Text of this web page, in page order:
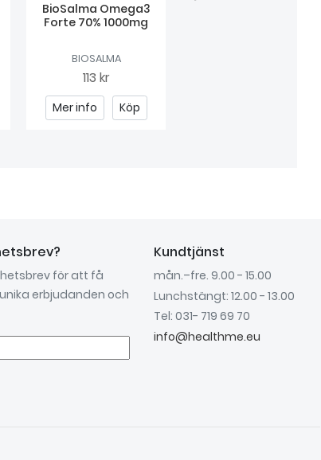
BioSalma Omega3
Forte 70% 1000mg
BIOSALMA
113 kr
Mer info Köp
för att få
erbjudanden och
Kundtjänst
mån.–fre. 9.00 - 15.00
Lunchstängt: 12.00 - 13.00
Tel: 031- 719 69 70
info@healthme.eu